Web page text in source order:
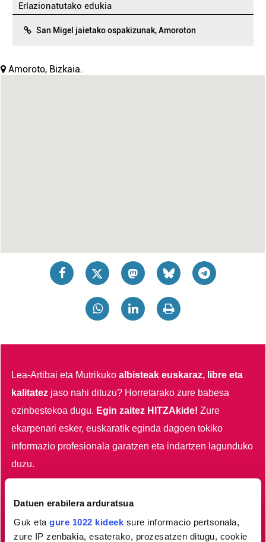
Datuen erabilera arduratsua
Guk eta gure 1022 kideek sure informacio pertsonala,
zure IP zenbakia, esaterako, prozesatzen ditugu, cookie
Erlazionatutako edukia
San Migel jaietako ospakizunak, Amoroton
Amoroto, Bizkaia.
Lea-Artibai eta Mutrikukoalbisteak euskaraz, libre eta
kalitatez jaso nahi dituzu? Horretarako zure babesa
ezinbestekoa dugu. Egin zaitez HITZAkide!Zure
ekarpenari esker, euskaratik eginda dagoen tokiko
informazio profesionala garatzen eta indartzen lagunduko
duzu.
Egin HITZAkide